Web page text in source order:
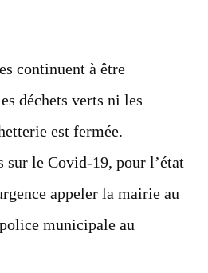
continuent à être
déchets verts ni les
est fermée.
sur le Covid-19, pour l’état
appeler la mairie au
municipale au